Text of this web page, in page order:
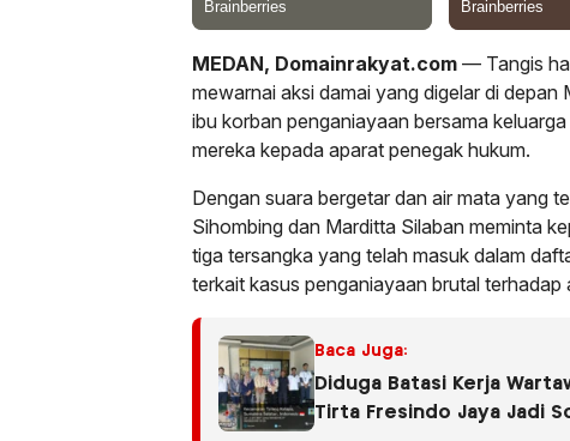
MEDAN, Domainrakyat.com — Tangis
mewarnai aksi damai yang digelar di
ibu korban penganiayaan bersama
mereka kepada aparat penegak hukum.
Dengan suara bergetar dan air mata yang
Sihombing dan Marditta Silaban meminta
tiga tersangka yang telah masuk dalam
terkait kasus penganiayaan brutal terhadap
Baca Juga:
Diduga Batasi Kerja
Tirta Fresindo Jaya Jadi